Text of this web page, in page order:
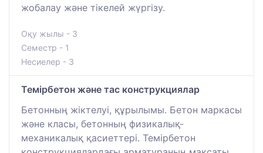
жобалау және тікелей жүргізу.
Оқу жылы - 3
Семестр - 1
Несиелер - 3
Темірбетон және тас конструкциялар
Бетонның жіктелуі, құрылымы. Бетон маркасы
және класы, бетонның физикалық-
механикалық қасиеттері. Темірбетон